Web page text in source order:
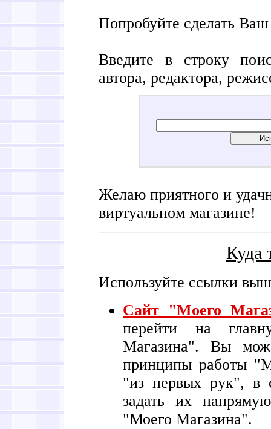
Попробуйте сделать
Введите в строку
автора, редактора,
Желаю приятного и
виртуальном магазине!
Куда
Используйте ссылки
Сайт "Моего
перейти на
Магазина". Вы
принципы работы
"из первых рук", в
задать их
"Моего Магазина".